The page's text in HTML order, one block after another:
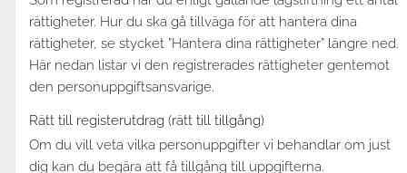
rättigheter. Hur du ska gå tillväga för att hantera dina
rättigheter, se stycket ”Hantera dina rättigheter” längre ned.
Här nedan listar vi den registrerades rättigheter gentemot
den personuppgiftsansvarige.
Rätt till registerutdrag (rätt till tillgång)
Om du vill veta vilka personuppgifter vi behandlar om just
dig kan du begära att få tillgång till uppgifterna.